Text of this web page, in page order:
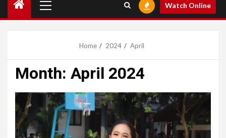
Menu
Watch Online
Home 2024 April
Month: April 2024